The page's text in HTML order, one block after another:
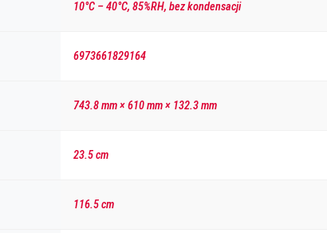
10°C – 40°C, 85%RH, bez kondensacji
6973661829164
743.8 mm × 610 mm × 132.3 mm
23.5 cm
116.5 cm